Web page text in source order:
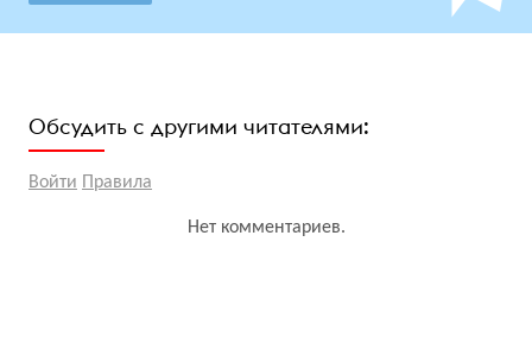
Обсудить с другими читателями:
Войти Правила
Нет комментариев.